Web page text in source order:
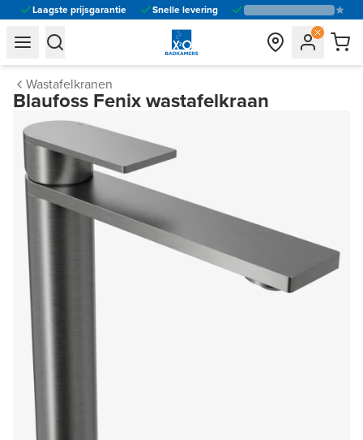
Laagste prijsgarantie Snelle levering
general.navigation.toggle_menu.label
general.navigation.toggle_menu.label
Wastafelkranen
Blaufoss Fenix wastafelkraan